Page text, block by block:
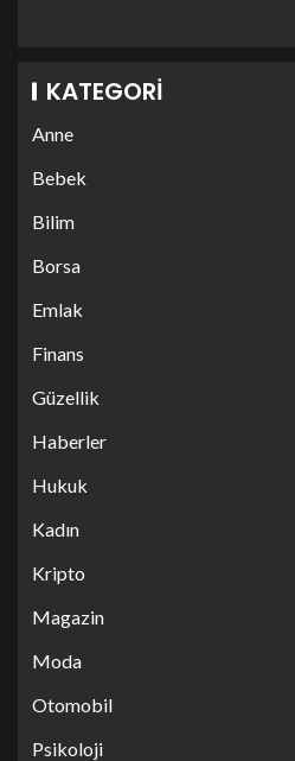
KATEGORI
Anne
Bebek
Bilim
Borsa
Emlak
Finans
Güzellik
Haberler
Hukuk
Kadın
Kripto
Magazin
Moda
Otomobil
Psikoloji